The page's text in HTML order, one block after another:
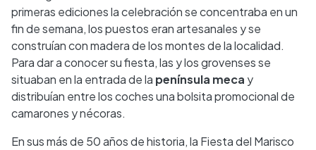
primeras ediciones la celebración se concentraba en un
fin de semana, los puestos eran artesanales y se
construían con madera de los montes de la localidad.
Para dar a conocer su fiesta, las y los grovenses se
situaban en la entrada de la península meca y
distribuían entre los coches una bolsita promocional de
camarones y nécoras.
En sus más de 50 años de historia, la Fiesta del Marisco